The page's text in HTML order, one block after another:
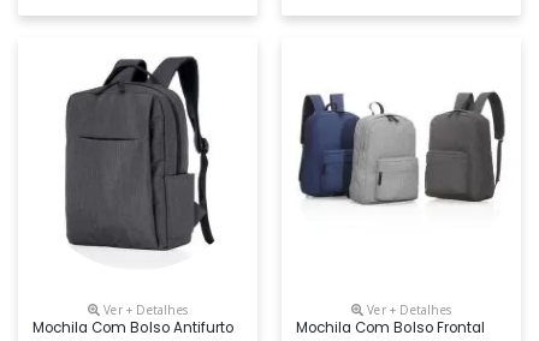
Ver + Detalhes
Mochila Com Bolso Antifurto
Ver + Detalhes
Mochila Com Bolso Frontal